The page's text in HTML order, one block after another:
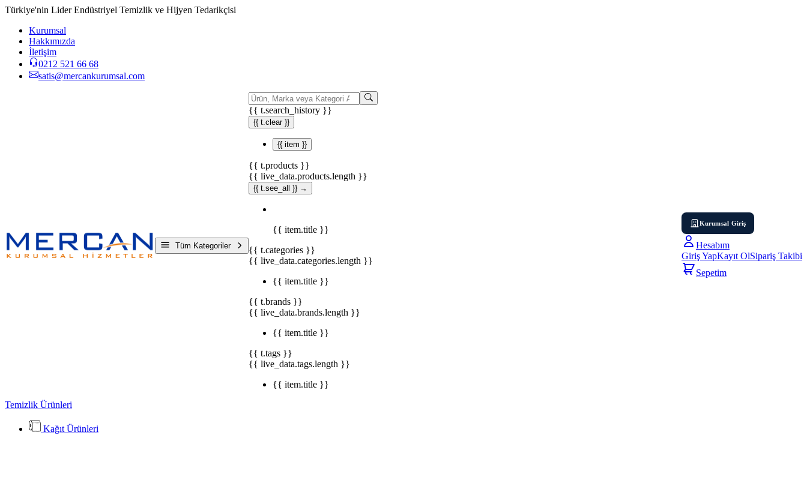
Türkiye'nin Lider Endüstriyel Temizlik ve Hijyen Tedarikçisi
Kurumsal
Hakkımızda
İletişim
0212 521 66 68
satis@mercankurumsal.com
Tüm Kategoriler
{{ t.search_history }}
{{ t.clear }}
{{ item }}
{{ t.products }}
{{ live_data.products.length }}
{{ t.see_all }} →
{{ item.title }}
{{ t.categories }}
{{ live_data.categories.length }}
{{ item.title }}
{{ t.brands }}
{{ live_data.brands.length }}
{{ item.title }}
{{ t.tags }}
{{ live_data.tags.length }}
{{ item.title }}
Kurumsal Giriş
Hesabım
Giriş YapKayıt OlSipariş Takibi
Sepetim
Temizlik Ürünleri
Kağıt Ürünleri